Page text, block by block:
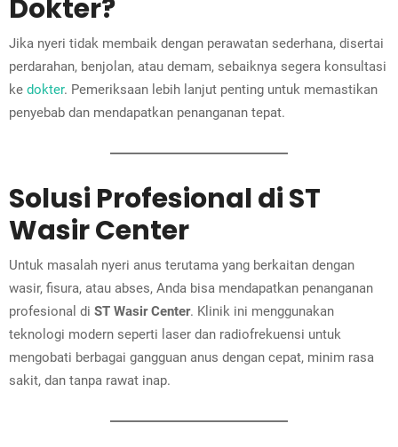
Dokter?
Jika nyeri tidak membaik dengan perawatan sederhana, disertai
perdarahan, benjolan, atau demam, sebaiknya segera konsultasi
ke dokter. Pemeriksaan lebih lanjut penting untuk memastikan
penyebab dan mendapatkan penanganan tepat.
Solusi Profesional di ST
Wasir Center
Untuk masalah nyeri anus terutama yang berkaitan dengan
wasir, fisura, atau abses, Anda bisa mendapatkan penanganan
profesional di ST Wasir Center. Klinik ini menggunakan
teknologi modern seperti laser dan radiofrekuensi untuk
mengobati berbagai gangguan anus dengan cepat, minim rasa
sakit, dan tanpa rawat inap.